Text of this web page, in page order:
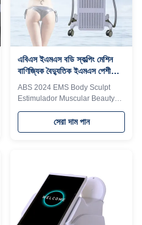
purpose, having 2(two)
applicators with higher intensity.
It’s cutting-edge technology in
non-invasive body contouring,
as it not
এবিএস ইএমএস বডি স্কল্পিং মেশিন
বাণিজ্যিক বৈদ্যুতিক ইএমএস পেশী
উদ্দীপক
ABS 2024 EMS Body Sculpt
Estimulador Muscular Beauty
Sculpting Machine Slimming
Electric EMS Muscle Stimulator
2024 ems body sculpt
Why choose us? 1. Weifang KM
No. 1 in sales of beauty
equipment on 2. Hot selling 808
laser hair removal
machine,Soprano ice platinum
সেরা দাম পান